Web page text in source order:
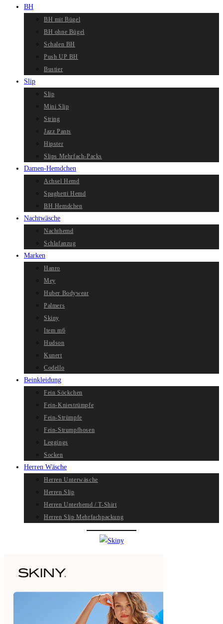
BH
BH mit Bügel
BH ohne Bügel
Schalen BH
Push UP BH
Bustier
Slip
Slip
Mini Slip
String
Jazz Pants
Hipster
Slips Mehrfach-Packs
Damen-Hemdchen
Achsel Hemd
Spaghetti Hemd
BH Hemdchen
Nachtwäsche
Nachthemd
Schlafanzug
Marken
Hanro
Mey
Huber Bodywear
Palmers
Skiny
Item m6
Hudson
Kunert
Codello
Beinkleidung
Fein Söckchen
Fein-Kniestrümpfe
Fein-Strümpfe
Fein-Strumpfhosen
Leggings
Socken
Herren Wäsche
Herren Unterwäsche
Herren Slip
Herren Unterhemd / T-Shirt
Herren Slip Mehrfachpackung